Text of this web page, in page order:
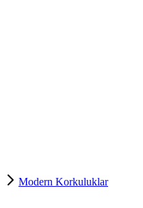
Modern Korkuluklar